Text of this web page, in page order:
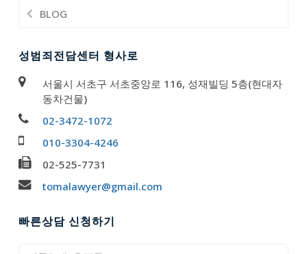
BLOG
성범죄전담센터 형사로
서울시 서초구 서초중앙로 116, 성재빌딩 5층(현대자
동차건물)
02-3472-1072
010-3304-4246
02-525-7731
tomalawyer@gmail.com
빠른상담 신청하기